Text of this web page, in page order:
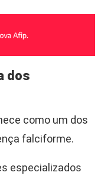
dos
como um dos
falciforme.
especializados